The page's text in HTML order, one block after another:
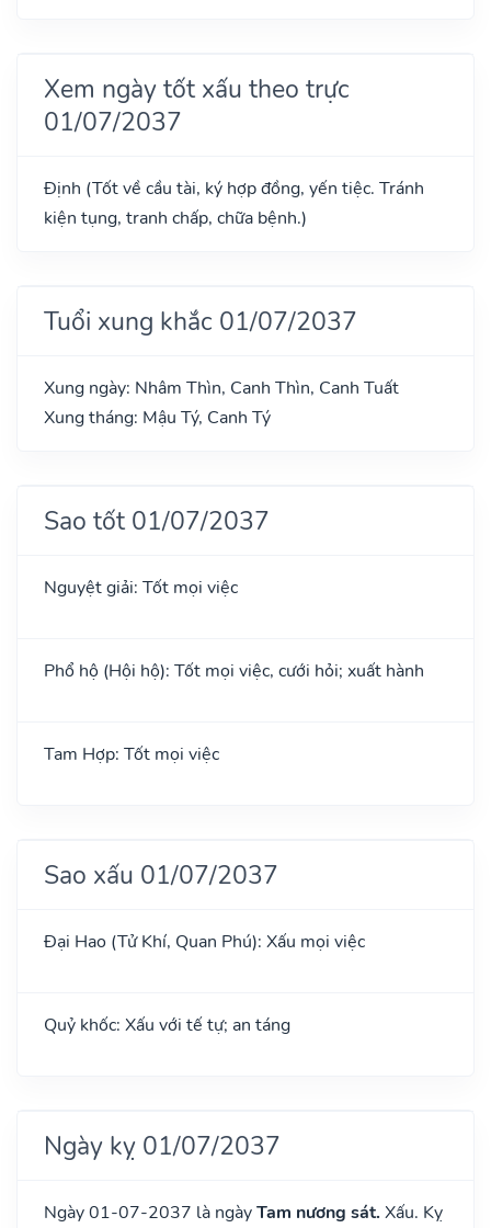
Xem ngày tốt xấu theo trực
01/07/2037
Định (Tốt về cầu tài, ký hợp đồng, yến tiệc. Tránh
kiện tụng, tranh chấp, chữa bệnh.)
Tuổi xung khắc 01/07/2037
Xung ngày: Nhâm Thìn, Canh Thìn, Canh Tuất
Xung tháng: Mậu Tý, Canh Tý
Sao tốt 01/07/2037
Nguyệt giải: Tốt mọi việc
Phổ hộ (Hội hộ): Tốt mọi việc, cưới hỏi; xuất hành
Tam Hợp: Tốt mọi việc
Sao xấu 01/07/2037
Đại Hao (Tử Khí, Quan Phú): Xấu mọi việc
Quỷ khốc: Xấu với tế tự; an táng
Ngày kỵ 01/07/2037
Ngày 01-07-2037 là ngàyTam nương sát. Xấu. Kỵ